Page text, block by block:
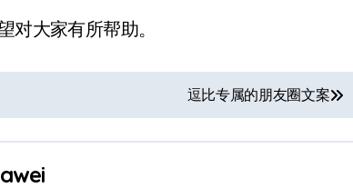
大家有所帮助。
逗比专属的朋友圈文案